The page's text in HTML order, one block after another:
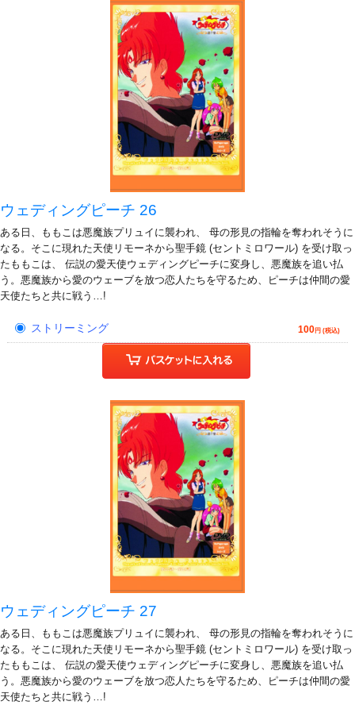
ウェディングピーチ 26
ある日、ももこは悪魔族プリュイに襲われ、 母の形見の指輪を奪われそうに
なる。そこに現れた天使リモーネから聖手鏡 (セントミロワール) を受け取っ
たももこは、 伝説の愛天使ウェディングピーチに変身し、悪魔族を追い払
う。悪魔族から愛のウェーブを放つ恋人たちを守るため、ピーチは仲間の愛
天使たちと共に戦う…!
ストリーミング 100円 (税込)
ウェディングピーチ 27
ある日、ももこは悪魔族プリュイに襲われ、 母の形見の指輪を奪われそうに
なる。そこに現れた天使リモーネから聖手鏡 (セントミロワール) を受け取っ
たももこは、 伝説の愛天使ウェディングピーチに変身し、悪魔族を追い払
う。悪魔族から愛のウェーブを放つ恋人たちを守るため、ピーチは仲間の愛
天使たちと共に戦う…!